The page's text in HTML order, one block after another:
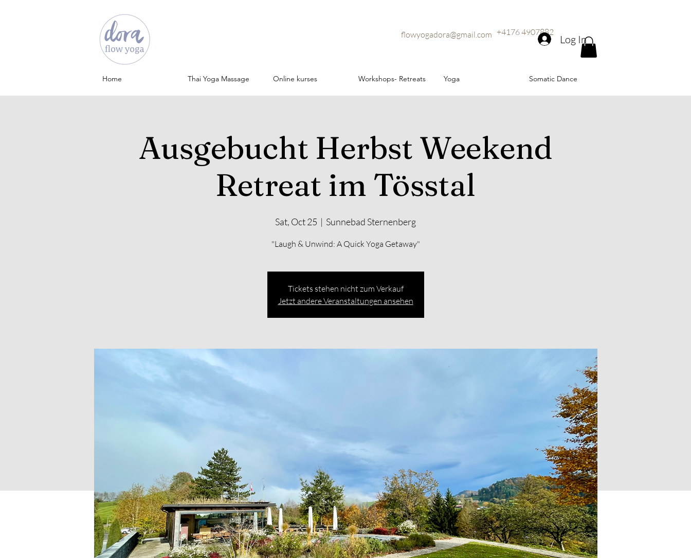
flowyogadora@gmail.com +4176 4907882
Log In
Home Thai Yoga Massage Online kurses Workshops- Retreats Yoga Somatic Dance
Ausgebucht Herbst Weekend
Retreat im Tösstal
Sat, Oct 25
  |
Sunnebad Sternenberg
"Laugh & Unwind: A Quick Yoga Getaway"
Tickets stehen nicht zum Verkauf
Jetzt andere Veranstaltungen ansehen